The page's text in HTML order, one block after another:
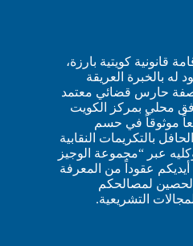
قانونية كويتية بارزة،
بالخبرة العريقة
صفة حارس قضائي معتمد
محلي بمركز الكويت
موثوقاً في حسم
بالتكريمات النقابية
عبر “مجموعة الوجيز
أيديكم عقوداً من المعرفة
الحصين لمصالحكم
التشريعية.